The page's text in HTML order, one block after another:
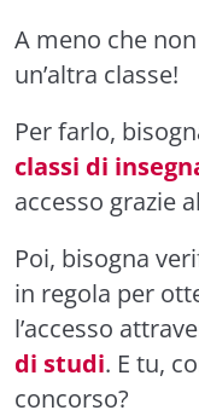
A meno che
un’altra classe!
Per farlo,
classi di
accesso grazie
Poi, bisogna
in regola per
l’accesso
di studi. E tu,
concorso?